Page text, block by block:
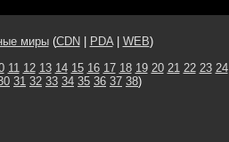
миры(CDN PDA| WEB)
11 12 13 14 15 16 17 18 19 20 21 22 23 24
31 32 33 34 35 36 37 38)